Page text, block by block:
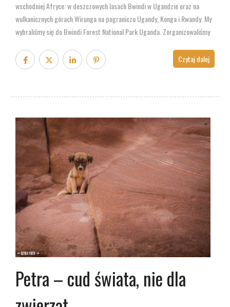
wschodniej Afryce: w deszczowych lasach Bwindi w Ugandzie oraz na
wulkanicznych górach Wirunga na pograniczu Ugandy, Konga i Rwandy. My
wybraliśmy się do Bwindi Forest National Park Uganda. Zorganizowaliśmy
Czytaj dalej
Petra – cud świata, nie dla